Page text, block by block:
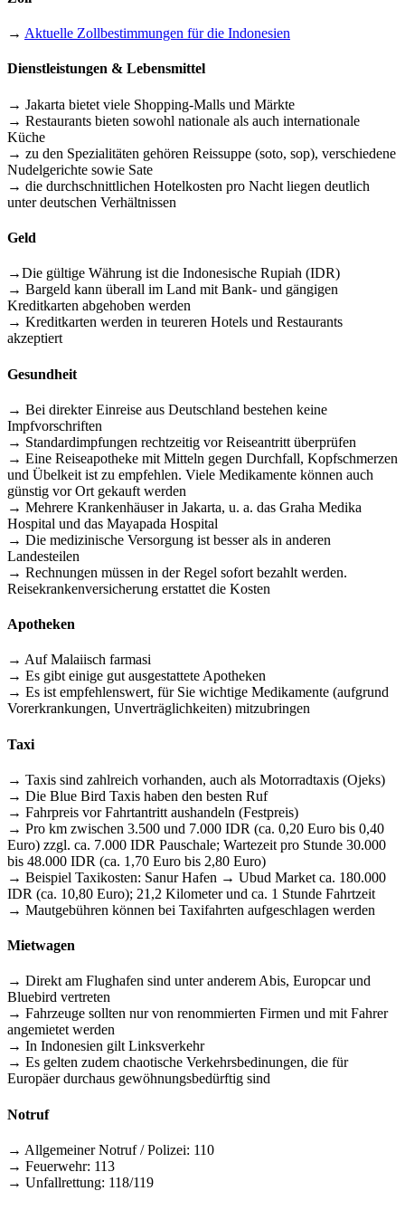
→ Aktuelle Zollbestimmungen für die Indonesien
Dienstleistungen & Lebensmittel
→ Jakarta bietet viele Shopping-Malls und Märkte
→ Restaurants bieten sowohl nationale als auch internationale
Küche
→ zu den Spezialitäten gehören Reissuppe (soto, sop), verschiedene
Nudelgerichte sowie Sate
→ die durchschnittlichen Hotelkosten pro Nacht liegen deutlich
unter deutschen Verhältnissen
Geld
→Die gültige Währung ist die Indonesische Rupiah (IDR)
→ Bargeld kann überall im Land mit Bank- und gängigen
Kreditkarten abgehoben werden
→ Kreditkarten werden in teureren Hotels und Restaurants
akzeptiert
Gesundheit
→ Bei direkter Einreise aus Deutschland bestehen keine
Impfvorschriften
→ Standardimpfungen rechtzeitig vor Reiseantritt überprüfen
→ Eine Reiseapotheke mit Mitteln gegen Durchfall, Kopfschmerzen
und Übelkeit ist zu empfehlen. Viele Medikamente können auch
günstig vor Ort gekauft werden
→ Mehrere Krankenhäuser in Jakarta, u. a. das Graha Medika
Hospital und das Mayapada Hospital
→ Die medizinische Versorgung ist besser als in anderen
Landesteilen
→ Rechnungen müssen in der Regel sofort bezahlt werden.
Reisekrankenversicherung erstattet die Kosten
Apotheken
→ Auf Malaiisch farmasi
→ Es gibt einige gut ausgestattete Apotheken
→ Es ist empfehlenswert, für Sie wichtige Medikamente (aufgrund
Vorerkrankungen, Unverträglichkeiten) mitzubringen
Taxi
→ Taxis sind zahlreich vorhanden, auch als Motorradtaxis (Ojeks)
→ Die Blue Bird Taxis haben den besten Ruf
→ Fahrpreis vor Fahrtantritt aushandeln (Festpreis)
→ Pro km zwischen 3.500 und 7.000 IDR (ca. 0,20 Euro bis 0,40
Euro) zzgl. ca. 7.000 IDR Pauschale; Wartezeit pro Stunde 30.000
bis 48.000 IDR (ca. 1,70 Euro bis 2,80 Euro)
→ Beispiel Taxikosten: Sanur Hafen → Ubud Market ca. 180.000
IDR (ca. 10,80 Euro); 21,2 Kilometer und ca. 1 Stunde Fahrtzeit
→ Mautgebühren können bei Taxifahrten aufgeschlagen werden
Mietwagen
→ Direkt am Flughafen sind unter anderem Abis, Europcar und
Bluebird vertreten
→ Fahrzeuge sollten nur von renommierten Firmen und mit Fahrer
angemietet werden
→ In Indonesien gilt Linksverkehr
→ Es gelten zudem chaotische Verkehrsbedinungen, die für
Europäer durchaus gewöhnungsbedürftig sind
Notruf
→ Allgemeiner Notruf / Polizei: 110
→ Feuerwehr: 113
→ Unfallrettung: 118/119